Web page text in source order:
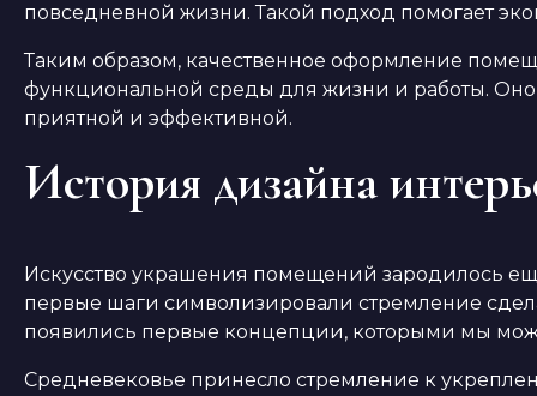
повседневной жизни. Такой подход помогает
Таким образом, качественное оформление
функциональной среды для жизни и работы. Оно
приятной и эффективной.
История дизайна
Искусство украшения помещений зародилось
первые шаги символизировали стремление
появились первые концепции, которыми мы
Средневековье принесло стремление к